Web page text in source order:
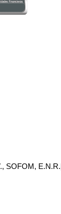
SOFOM,